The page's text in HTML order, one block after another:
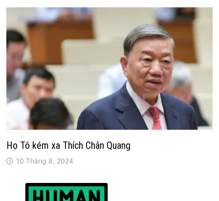
Họ Tô kém xa Thích Chân Quang
10 Tháng 8, 2024